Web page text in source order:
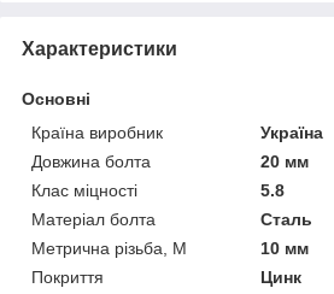
Характеристики
Основні
Країна виробник
Україна
Довжина болта
20 мм
Клас міцності
5.8
Матеріал болта
Сталь
Метрична різьба, М
10 мм
Покриття
Цинк